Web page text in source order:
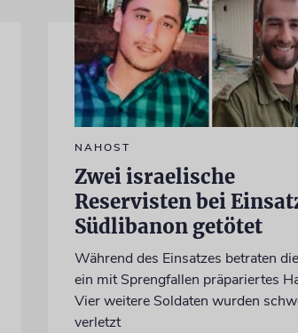
NAHOST
Zwei israelische
Reservisten bei
Südlibanon getötet
Während des Einsatzes betraten
ein mit Sprengfallen präpariertes
Vier weitere Soldaten wurden
verletzt